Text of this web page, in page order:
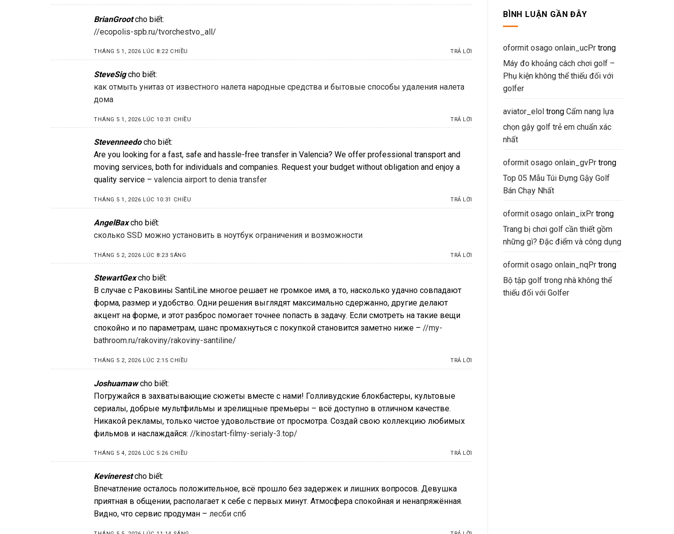
BrianGroot cho biết:
//ecopolis-spb.ru/tvorchestvo_all/
THÁNG 5 1, 2026 LÚC 8:22 CHIỀU TRẢ LỜI
SteveSig cho biết:
как отмыть унитаз от известного налета народные средства и бытовые способы удаления налета
дома
THÁNG 5 1, 2026 LÚC 10:31 CHIỀU TRẢ LỜI
Stevenneedo cho biết:
Are you looking for a fast, safe and hassle-free transfer in Valencia? We offer professional transport and
moving services, both for individuals and companies. Request your budget without obligation and enjoy a
quality service – valencia airport to denia transfer
THÁNG 5 1, 2026 LÚC 10:31 CHIỀU TRẢ LỜI
AngelBax cho biết:
сколько SSD можно установить в ноутбук ограничения и возможности
THÁNG 5 2, 2026 LÚC 8:23 SÁNG TRẢ LỜI
StewartGex cho biết:
В случае с Раковины SantiLine многое решает не громкое имя, а то, насколько удачно совпадают
форма, размер и удобство. Одни решения выглядят максимально сдержанно, другие делают
акцент на форме, и этот разброс помогает точнее попасть в задачу. Если смотреть на такие вещи
спокойно и по параметрам, шанс промахнуться с покупкой становится заметно ниже – //my-
bathroom.ru/rakoviny/rakoviny-santiline/
THÁNG 5 2, 2026 LÚC 2:15 CHIỀU TRẢ LỜI
Joshuamaw cho biết:
Погружайся в захватывающие сюжеты вместе с нами! Голливудские блокбастеры, культовые
сериалы, добрые мультфильмы и зрелищные премьеры – всё доступно в отличном качестве.
Никакой рекламы, только чистое удовольствие от просмотра. Создай свою коллекцию любимых
фильмов и наслаждайся: //kinostart-filmy-serialy-3.top/
THÁNG 5 4, 2026 LÚC 5:26 CHIỀU TRẢ LỜI
Kevinerest cho biết:
Впечатление осталось положительное, всё прошло без задержек и лишних вопросов. Девушка
приятная в общении, располагает к себе с первых минут. Атмосфера спокойная и ненапряжённая.
Видно, что сервис продуман – лесби спб
BÌNH LUẬN GẦN ĐÂY
oformit osago onlain_ucPr trong
Máy đo khoảng cách chơi golf –
Phụ kiện không thể thiếu đối với
golfer
aviator_elol trong Cẩm nang lựa
chọn gậy golf trẻ em chuẩn xác
nhất
oformit osago onlain_gvPr trong
Top 05 Mẫu Túi Đựng Gậy Golf
Bán Chạy Nhất
oformit osago onlain_ixPr trong
Trang bị chơi golf cần thiết gồm
những gì? Đặc điểm và công dụng
oformit osago onlain_nqPr trong
Bộ tập golf trong nhà không thể
thiếu đối với Golfer